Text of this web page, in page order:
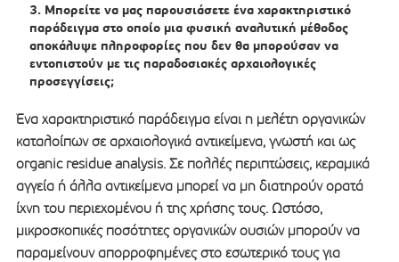
Μπορείτε να μας παρουσιάσετε ένα χαρακτηριστικό
παράδειγμα στο οποίο μια φυσική αναλυτική μέθοδος
αποκάλυψε πληροφορίες που δεν θα μπορούσαν να
εντοπιστούν με τις παραδοσιακές αρχαιολογικές
προσεγγίσεις;
Ένα χαρακτηριστικό παράδειγμα είναι η μελέτη οργανικών
καταλοίπων σε αρχαιολογικά αντικείμενα, γνωστή και ως
organic residue analysis. Σε πολλές περιπτώσεις, κεραμικά
αγγεία ή άλλα αντικείμενα μπορεί να μη διατηρούν ορατά
ίχνη του περιεχομένου ή της χρήσης τους. Ωστόσο,
μικροσκοπικές ποσότητες οργανικών ουσιών μπορούν να
παραμείνουν απορροφημένες στο εσωτερικό τους για